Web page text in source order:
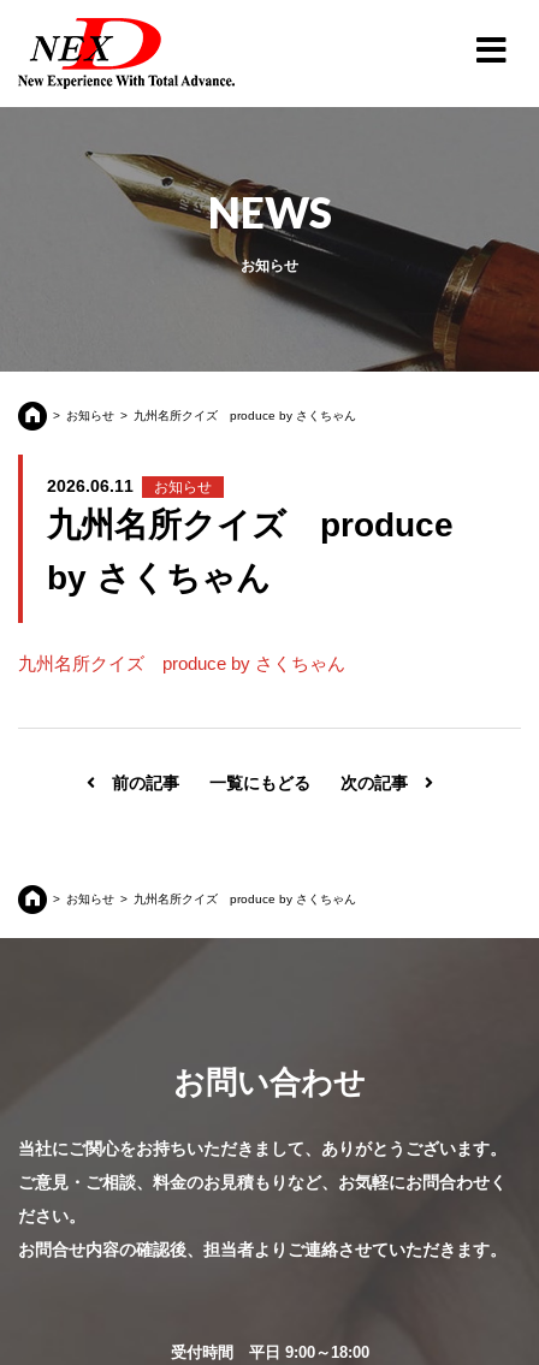
NEWS
お知らせ
お知らせ 九州名所クイズ produce by さくちゃん
2026.06.11 お知らせ
九州名所クイズ produce
by さくちゃん
九州名所クイズ produce by さくちゃん
前の記事 一覧にもどる 次の記事
お知らせ 九州名所クイズ produce by さくちゃん
お問い合わせ
当社にご関心をお持ちいただきまして、ありがとうございます。
ご意見・ご相談、料金のお見積もりなど、お気軽にお問合わせく
ださい。
お問合せ内容の確認後、担当者よりご連絡させていただきます。
受付時間 平日 9:00～18:00